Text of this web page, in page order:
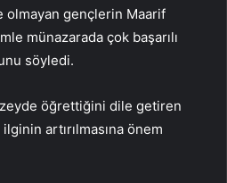
gençlerin Maarif
münazarada çok başarılı
söyledi.
öğrettiğini dile getiren
artırılmasına önem